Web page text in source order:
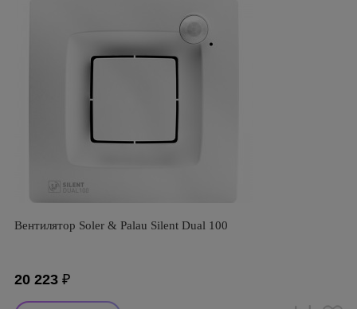
Вентилятор Soler & Palau Silent Dual 100
20 223 ₽